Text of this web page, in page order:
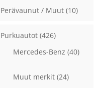
Perävaunut / Muut (10)
Purkuautot (426)
Mercedes-Benz (40)
Muut merkit (24)